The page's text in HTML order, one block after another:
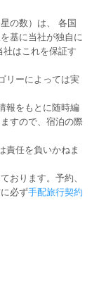
の数）は、 各国
基に当社が独自に
はこれを保証す
リーによっては実
報をもとに随時編
すので、宿泊の際
責任を負いかねま
おります。予約、
必ず手配旅行契約